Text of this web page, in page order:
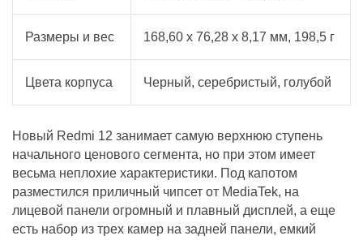
Размеры и вес 168,60 x 76,28 x 8,17 мм, 198,5 г
Цвета корпуса Черный, серебристый, голубой
Новый Redmi 12 занимает самую верхнюю ступень
начального ценового сегмента, но при этом имеет
весьма неплохие характеристики. Под капотом
разместился приличный чипсет от MediaTek, на
лицевой панели огромный и плавный дисплей, а еще
есть набор из трех камер на задней панели, емкий